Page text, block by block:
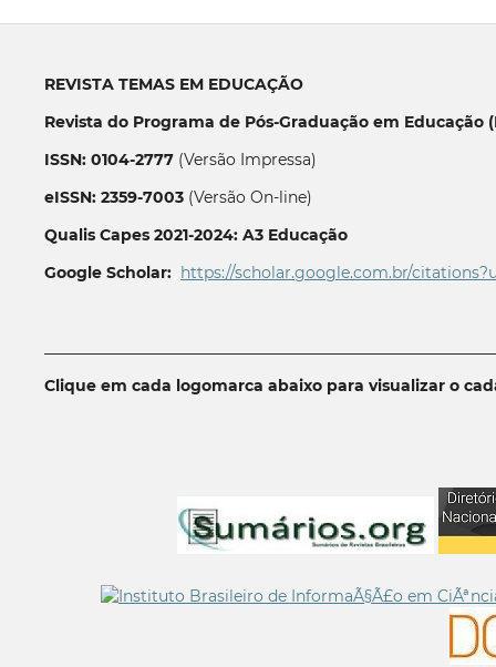
REVISTA TEMAS EM EDUCAÇÃO
Revista do Programa de Pós-Graduação em Educação
ISSN: 0104-2777(Versão Impressa)
eISSN: 2359-7003(Versão On-line)
Qualis Capes 2021-2024: A3 Educação
Google Scholar: https://scholar.google.com.br/
Clique em cada logomarca abaixo para visualizar o